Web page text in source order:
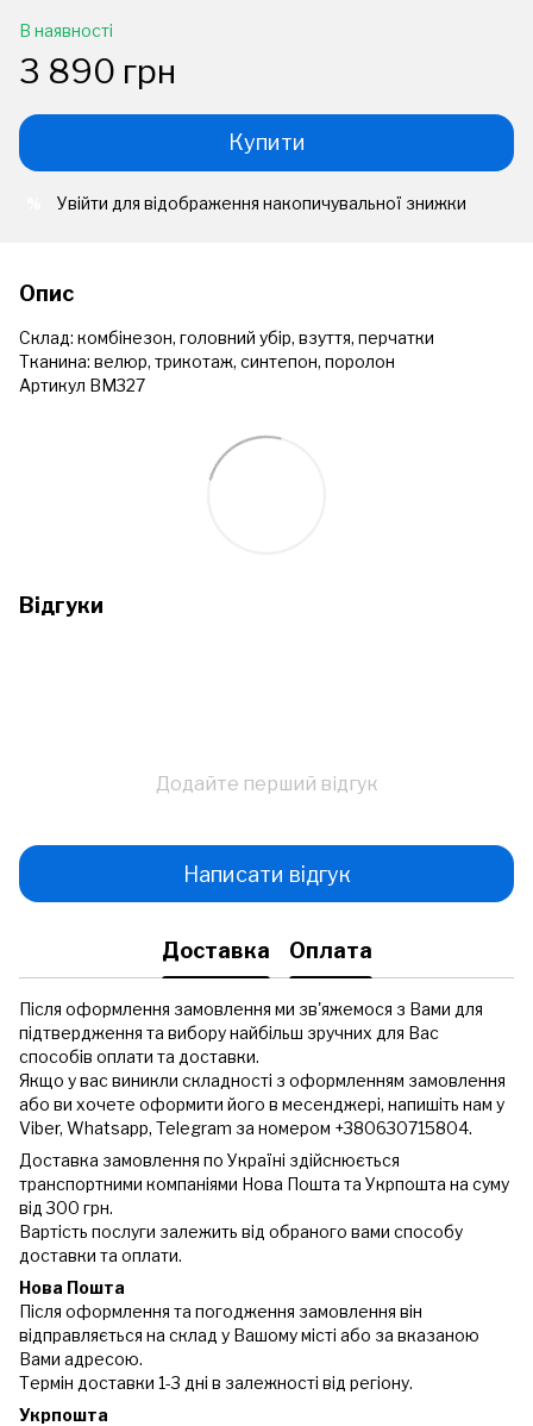
В наявності
3 890 грн
Купити
Увійти для відображення накопичувальної знижки
Опис
Склад: комбінезон, головний убір, взуття, перчатки
Тканина: велюр, трикотаж, синтепон, поролон
Артикул ВМ327
Відгуки
Додайте перший відгук
Написати відгук
Доставка Оплата
Після оформлення замовлення ми зв'яжемося з Вами для
підтвердження та вибору найбільш зручних для Вас
способів оплати та доставки.
Якщо у вас виникли складності з оформленням замовлення
або ви хочете оформити його в месенджері, напишіть нам у
Viber, Whatsapp, Telegram за номером +380630715804.
Доставка замовлення по Україні здійснюється
транспортними компаніями Нова Пошта та Укрпошта на суму
від 300 грн.
Вартість послуги залежить від обраного вами способу
доставки та оплати.
Нова Пошта
Після оформлення та погодження замовлення він
відправляється на склад у Вашому місті або за вказаною
Вами адресою.
Термін доставки 1-3 дні в залежності від регіону.
Укрпошта